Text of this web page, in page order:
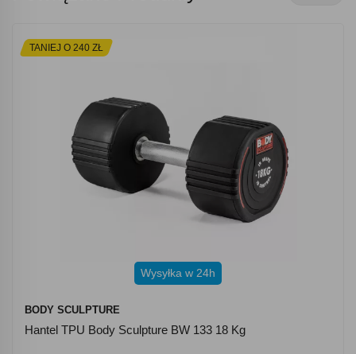
TANIEJ O 240 ZŁ
Wysyłka w 24h
BODY SCULPTURE
Hantel TPU Body Sculpture BW 133 18 Kg